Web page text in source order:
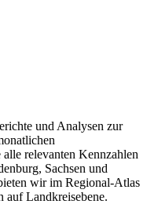
und Analysen zur
relevanten Kennzahlen
Sachsen und
wir im Regional-Atlas
auf Landkreisebene.